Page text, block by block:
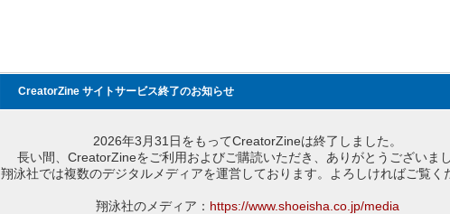
CreatorZine サイトサービス終了のお知らせ
2026年3月31日をもってCreatorZineは終了しました。
長い間、CreatorZineをご利用およびご購読いただき、ありがとうございまし
翔泳社では複数のデジタルメディアを運営しております。よろしければご覧く
翔泳社のメディア： https://www.shoeisha.co.jp/media